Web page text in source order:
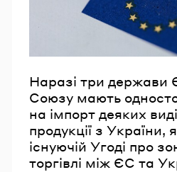
Наразі три держави
Союзу мають
на імпорт деяких
продукції з України,
існуючій Угоді про
торгівлі між ЄС та